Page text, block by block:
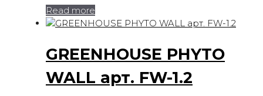
Read more
GREENHOUSE PHYTO
WALL арт. FW-1.2